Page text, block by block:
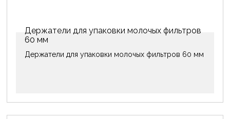
Держатели для упаковки молочых фильтров
60 мм
Держатели для упаковки молочых фильтров 60 мм